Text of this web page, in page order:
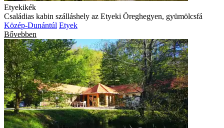
Etyekikék
Családias kabin szálláshely az Etyeki Öreghegyen, gyümölcsfá
Közép-Dunántúl Etyek
Bővebben